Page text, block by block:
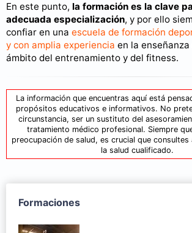
En este punto, la formación es la clave
adecuada especialización, y por ello
confiar en una escuela de formación
y con amplia experiencia en la
ámbito del entrenamiento y del fitness.
La información que encuentras aquí está
propósitos educativos e informativos. No
circunstancia, ser un sustituto del
tratamiento médico profesional. Siempre
preocupación de salud, es crucial que
la salud cualificado.
Formaciones